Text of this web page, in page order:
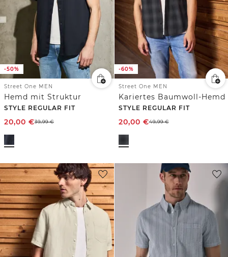
-50%
Street One MEN
Hemd mit Struktur
STYLE REGULAR FIT
20,00 €39,99€
-60%
Street One MEN
Kariertes Baumwoll-Hemd
STYLE REGULAR FIT
20,00 €49,99€